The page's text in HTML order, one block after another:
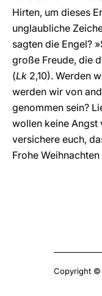
Hirten, um dieses
unglaubliche
sagten die Engel?
große Freude, die
(Lk 2,10). Werden
werden wir von
genommen sein?
wollen keine Angst
versichere euch,
Frohe
Copyright ©